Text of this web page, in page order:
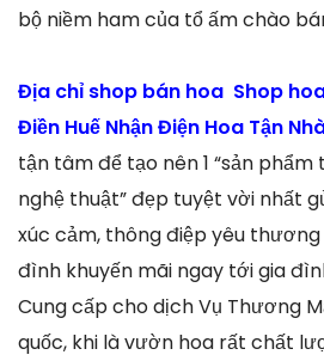
bộ niềm ham của tổ ấm chào
Địa chỉ shop bán hoa Shop
Điền Huế Nhận Điện Hoa Tận
tận tâm để tạo nên 1 “sản
nghệ thuật” đẹp tuyệt vời nhất
xúc cảm, thông điệp yêu
đình khuyến mãi ngay tới gia
Cung cấp cho dịch Vụ Thương
quốc, khi là vườn hoa rất chất